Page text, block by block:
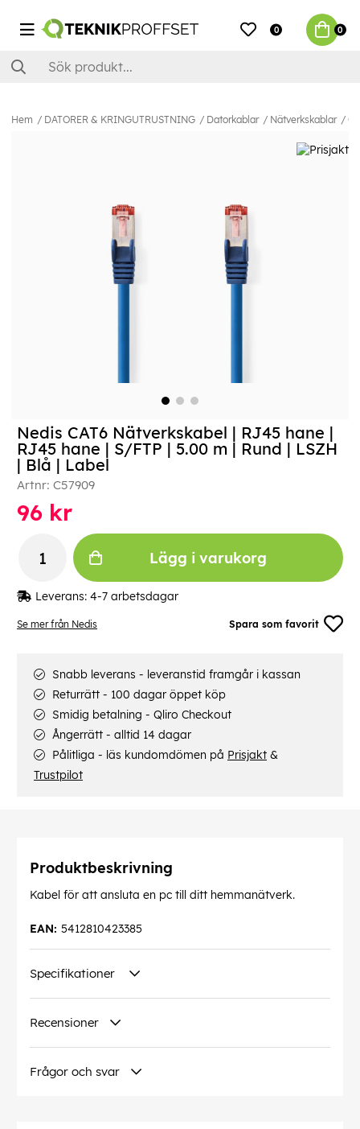
0 0
Hem DATORER & KRINGUTRUSTNING Datorkablar Nätverkskablar
Se mer från Nedis Spara som favorit
Nedis CAT6 Nätverkskabel | RJ45 hane |
RJ45 hane | S/FTP | 5.00 m | Rund | LSZH
| Blå | Label
Artnr: C57909
96 kr
Lägg i varukorg
Leverans: 4-7 arbetsdagar
Snabb leverans - leveranstid framgår i kassan
Returrätt - 100 dagar öppet köp
Smidig betalning - Qliro Checkout
Ångerrätt - alltid 14 dagar
Pålitliga - läs kundomdömen på Prisjakt &
Trustpilot
Produktbeskrivning
Kabel för att ansluta en pc till ditt hemmanätverk.
5412810423385
EAN:
Specifikationer
Recensioner
Frågor och svar